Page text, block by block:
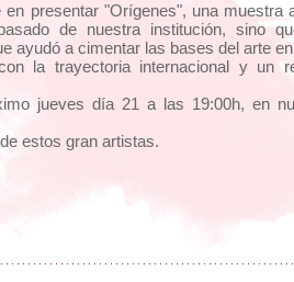
en presentar "Orígenes", una muestra
de nuestra institución, sino
ayudó a cimentar las bases del arte
la trayectoria internacional y un
jueves día 21 a las 19:00h, en
estos gran artistas.